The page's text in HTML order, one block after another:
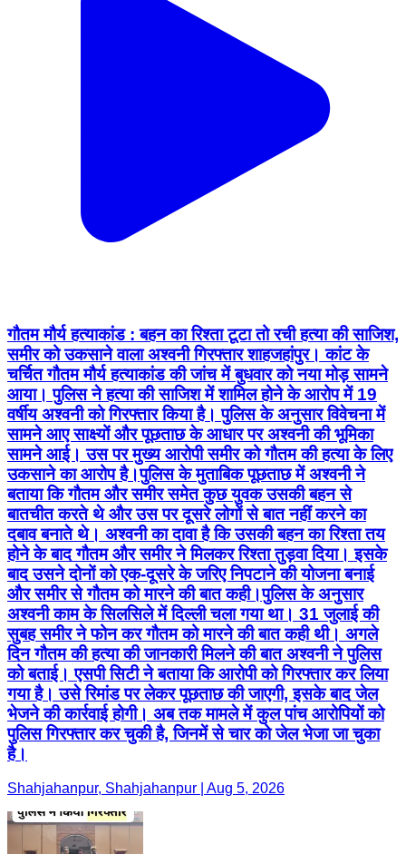
गौतम मौर्य हत्याकांड : बहन का रिश्ता टूटा तो रची हत्या की साजिश,
समीर को उकसाने वाला अश्वनी गिरफ्तार शाहजहांपुर। कांट के
चर्चित गौतम मौर्य हत्याकांड की जांच में बुधवार को नया मोड़ सामने
आया। पुलिस ने हत्या की साजिश में शामिल होने के आरोप में 19
वर्षीय अश्वनी को गिरफ्तार किया है। पुलिस के अनुसार विवेचना में
सामने आए साक्ष्यों और पूछताछ के आधार पर अश्वनी की भूमिका
सामने आई। उस पर मुख्य आरोपी समीर को गौतम की हत्या के लिए
उकसाने का आरोप है।पुलिस के मुताबिक पूछताछ में अश्वनी ने
बताया कि गौतम और समीर समेत कुछ युवक उसकी बहन से
बातचीत करते थे और उस पर दूसरे लोगों से बात नहीं करने का
दबाव बनाते थे। अश्वनी का दावा है कि उसकी बहन का रिश्ता तय
होने के बाद गौतम और समीर ने मिलकर रिश्ता तुड़वा दिया। इसके
बाद उसने दोनों को एक-दूसरे के जरिए निपटाने की योजना बनाई
और समीर से गौतम को मारने की बात कही।पुलिस के अनुसार
अश्वनी काम के सिलसिले में दिल्ली चला गया था। 31 जुलाई की
सुबह समीर ने फोन कर गौतम को मारने की बात कही थी। अगले
दिन गौतम की हत्या की जानकारी मिलने की बात अश्वनी ने पुलिस
को बताई। एसपी सिटी ने बताया कि आरोपी को गिरफ्तार कर लिया
गया है। उसे रिमांड पर लेकर पूछताछ की जाएगी, इसके बाद जेल
भेजने की कार्रवाई होगी। अब तक मामले में कुल पांच आरोपियों को
पुलिस गिरफ्तार कर चुकी है, जिनमें से चार को जेल भेजा जा चुका
है।
Shahjahanpur, Shahjahanpur | Aug 5, 2026